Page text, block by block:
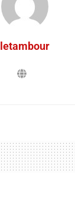
letambour